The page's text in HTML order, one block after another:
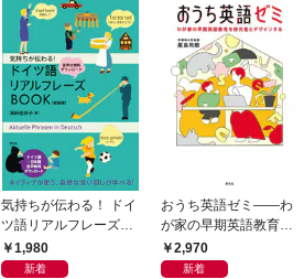
気持ちが伝わる！ ドイ
ツ語リアルフレーズB
OOK〈新装版〉
1,980
新着
おうち英語ゼミ――わ
が家の早期英語教育を
研究者とデザインする
2,970
新着